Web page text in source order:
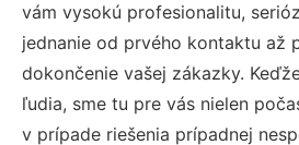
vám vysokú profesionalitu,
jednanie od prvého kontaktu až
dokončenie vašej zákazky.
ľudia, sme tu pre vás nielen
v prípade riešenia prípadnej